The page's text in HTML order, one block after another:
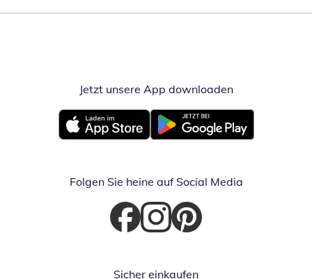
Jetzt unsere App downloadenÖffnet in
Öffnet in neuem FensterÖffnet in neuem Fenster
Folgen Sie heine auf Social Media
Öffnet in neuem Fenster
Öffnet in neuem Fenster
Öffnet in neuem Fenster
Sicher einkaufen